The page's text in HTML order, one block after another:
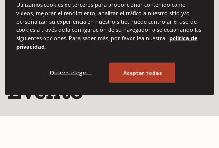
Eventos
Detalles del
Evento
Utilizamos cookies de terceros para proporcionar contenido como
videos, mejorar el rendimiento, analizar el tráfico a nuestro sitio y/o
personalizar su experiencia en nuestro sitio. Puede controlar el uso de
cookies a través de la configuración de su navegador o seleccionando las
siguientes opciones. Para saber más, por favor lea nuestra política de
privacidad.
Quiero elegir... Aceptar todas